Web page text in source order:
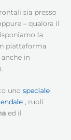
sia presso
– qualora il
la
piattaforma
in
uno speciale
, ruoli
ed il